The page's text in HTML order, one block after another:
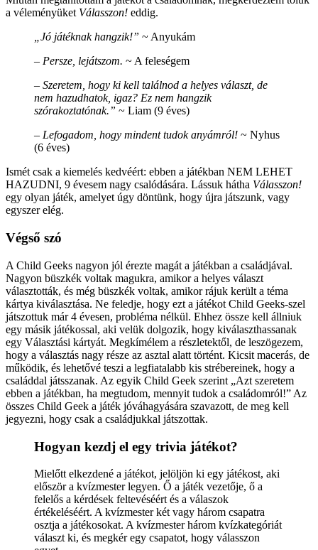
a véleményüket Válasszon! eddig.
„Jó játéknak hangzik!” ~ Anyukám
– Persze, lejátszom. ~ A feleségem
– Szeretem, hogy ki kell találnod a helyes választ, de
nem hazudhatok, igaz? Ez nem hangzik
szórakoztatónak.” ~ Liam (9 éves)
– Lefogadom, hogy mindent tudok anyámról! ~ Nyhus
(6 éves)
Ismét csak a kiemelés kedvéért: ebben a játékban NEM LEHET
HAZUDNI, 9 évesem nagy csalódására. Lássuk hátha Válasszon!
egy olyan játék, amelyet úgy döntünk, hogy újra játszunk, vagy
egyszer elég.
Végső szó
A Child Geeks nagyon jól érezte magát a játékban a családjával.
Nagyon büszkék voltak magukra, amikor a helyes választ
választották, és még büszkék voltak, amikor rájuk került a téma
kártya kiválasztása. Ne feledje, hogy ezt a játékot Child Geeks-szel
játszottuk már 4 évesen, probléma nélkül. Ehhez össze kell állniuk
egy másik játékossal, aki velük dolgozik, hogy kiválaszthassanak
egy Választási kártyát. Megkímélem a részletektől, de leszögezem,
hogy a választás nagy része az asztal alatt történt. Kicsit macerás, de
működik, és lehetővé teszi a legfiatalabb kis strébereinek, hogy a
családdal játsszanak. Az egyik Child Geek szerint „Azt szeretem
ebben a játékban, ha megtudom, mennyit tudok a családomról!” Az
összes Child Geek a játék jóváhagyására szavazott, de meg kell
jegyezni, hogy csak a családjukkal játszottak.
Hogyan kezdj el egy trivia játékot?
Mielőtt elkezdené a játékot, jelöljön ki egy játékost, aki
először a kvízmester legyen. Ő a játék vezetője, ő a
felelős a kérdések feltevéséért és a válaszok
értékeléséért. A kvízmester két vagy három csapatra
osztja a játékosokat. A kvízmester három kvízkategóriát
választ ki, és megkér egy csapatot, hogy válasszon